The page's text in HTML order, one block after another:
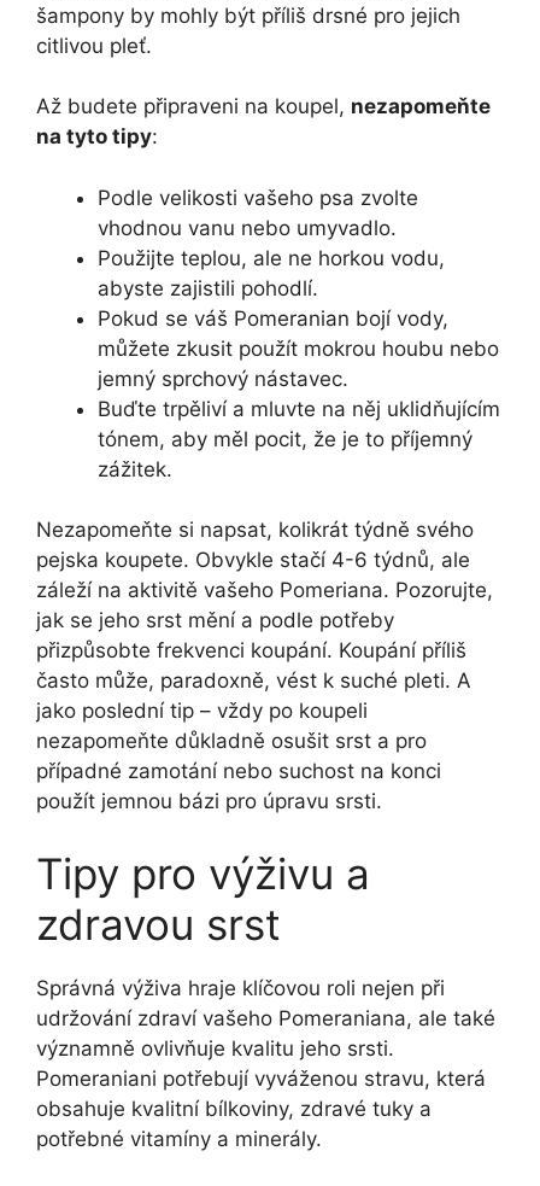
šampony by mohly být příliš drsné pro jejich
citlivou pleť.
Až budete připraveni na koupel, nezapomeňte
na tyto tipy:
Podle velikosti vašeho psa zvolte
vhodnou vanu nebo umyvadlo.
Použijte teplou, ale ne horkou vodu,
abyste zajistili pohodlí.
Pokud se váš Pomeranian bojí vody,
můžete zkusit použít mokrou houbu nebo
jemný sprchový nástavec.
Buďte trpěliví a mluvte na něj uklidňujícím
tónem, aby měl pocit, že je to příjemný
zážitek.
Nezapomeňte si napsat, kolikrát týdně svého
pejska koupete. Obvykle stačí 4-6 týdnů, ale
záleží na aktivitě vašeho Pomeriana. Pozorujte,
jak se jeho srst mění a podle potřeby
přizpůsobte frekvenci koupání. Koupání příliš
často může, paradoxně, vést k suché pleti. A
jako poslední tip – vždy po koupeli
nezapomeňte důkladně osušit srst a pro
případné zamotání nebo suchost na konci
použít jemnou bázi pro úpravu srsti.
Tipy pro výživu a
zdravou srst
Správná výživa hraje klíčovou roli nejen při
udržování zdraví vašeho Pomeraniana, ale také
významně ovlivňuje kvalitu jeho srsti.
Pomeraniani potřebují vyváženou stravu, která
obsahuje kvalitní bílkoviny, zdravé tuky a
potřebné vitamíny a minerály.